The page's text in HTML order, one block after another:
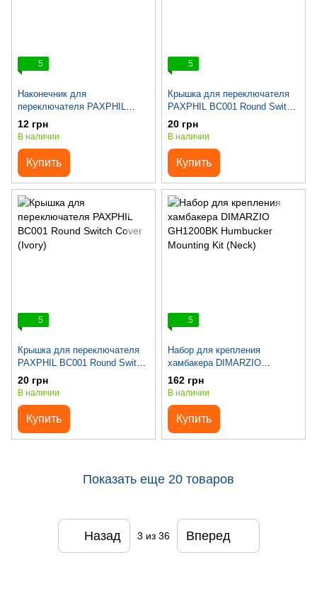
5
Наконечник для
переключателя PAXPHIL
KTG25 WH Toggle Switch Knob
(White)
12 грн
В наличии
Купить
5
Крышка для переключателя
PAXPHIL BC001 Round Switch
Cover (Black)
20 грн
В наличии
Купить
5
Крышка для переключателя
PAXPHIL BC001 Round Switch
Cover (Ivory)
20 грн
В наличии
Купить
5
Набор для крепления
хамбакера DIMARZIO
GH1200BK Humbucker
Mounting Kit (Neck)
162 грн
В наличии
Купить
Показать еще 20 товаров
Назад 3 из 36 Вперед